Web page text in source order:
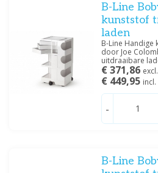
B-Line
kunststof
laden
B-Line
door Joe
uitdraaibare
€ 371,86
€ 449,95
-
B-Line